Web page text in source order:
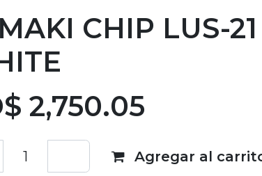
CHIP LUS-21
2,750.05
Agregar al